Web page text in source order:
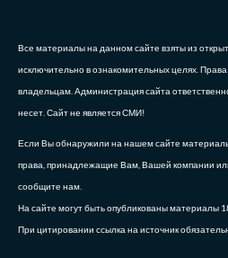
Все материалы на данном сайте взяты из
исключительно в ознакомительных целях.
владельцам. Администрация сайта
несет. Сайт не является СМИ!
Если Вы обнаружили на нашем сайте
права, принадлежащие Вам, Вашей компании
сообщите нам.
На сайте могут быть опубликованы материалы
При цитировании ссылка на источник